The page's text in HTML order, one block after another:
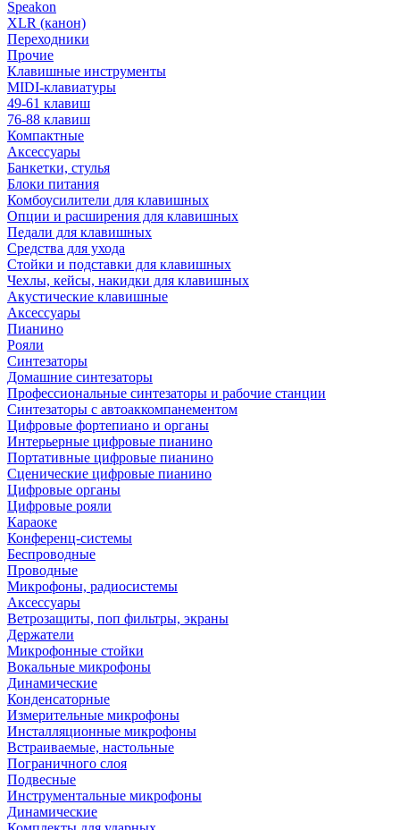
Speakon
XLR (канон)
Переходники
Прочие
Клавишные инструменты
MIDI-клавиатуры
49-61 клавиш
76-88 клавиш
Компактные
Аксессуары
Банкетки, стулья
Блоки питания
Комбоусилители для клавишных
Опции и расширения для клавишных
Педали для клавишных
Средства для ухода
Стойки и подставки для клавишных
Чехлы, кейсы, накидки для клавишных
Акустические клавишные
Аксессуары
Пианино
Рояли
Синтезаторы
Домашние синтезаторы
Профессиональные синтезаторы и рабочие станции
Синтезаторы с автоаккомпанементом
Цифровые фортепиано и органы
Интерьерные цифровые пианино
Портативные цифровые пианино
Сценические цифровые пианино
Цифровые органы
Цифровые рояли
Караоке
Конференц-системы
Беспроводные
Проводные
Микрофоны, радиосистемы
Аксессуары
Ветрозащиты, поп фильтры, экраны
Держатели
Микрофонные стойки
Вокальные микрофоны
Динамические
Конденсаторные
Измерительные микрофоны
Инсталляционные микрофоны
Встраиваемые, настольные
Пограничного слоя
Подвесные
Инструментальные микрофоны
Динамические